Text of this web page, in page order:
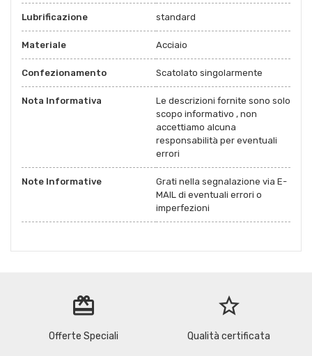
Lubrificazione standard
Materiale Acciaio
Confezionamento Scatolato singolarmente
Nota Informativa
Le descrizioni fornite sono solo
scopo informativo , non
accettiamo alcuna
responsabilità per eventuali
errori
Note Informative
Grati nella segnalazione via E-
MAIL di eventuali errori o
imperfezioni
redeem
Offerte Speciali
star_border
Qualità certificata